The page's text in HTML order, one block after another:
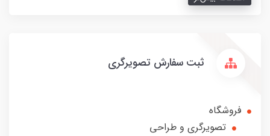
ثبت سفارش تصویرگری
فروشگاه
تصویرگری و طراحی